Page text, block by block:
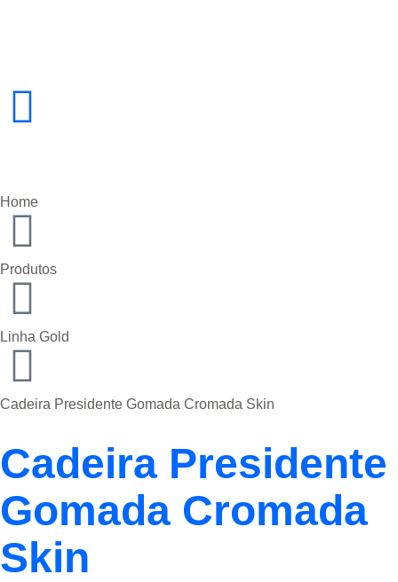
Home
Produtos
Linha Gold
Cadeira Presidente Gomada Cromada Skin
Cadeira Presidente
Gomada Cromada
Skin